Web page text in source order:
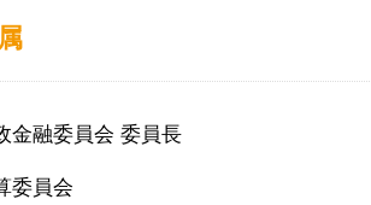
金融委員会 委員長
委員会